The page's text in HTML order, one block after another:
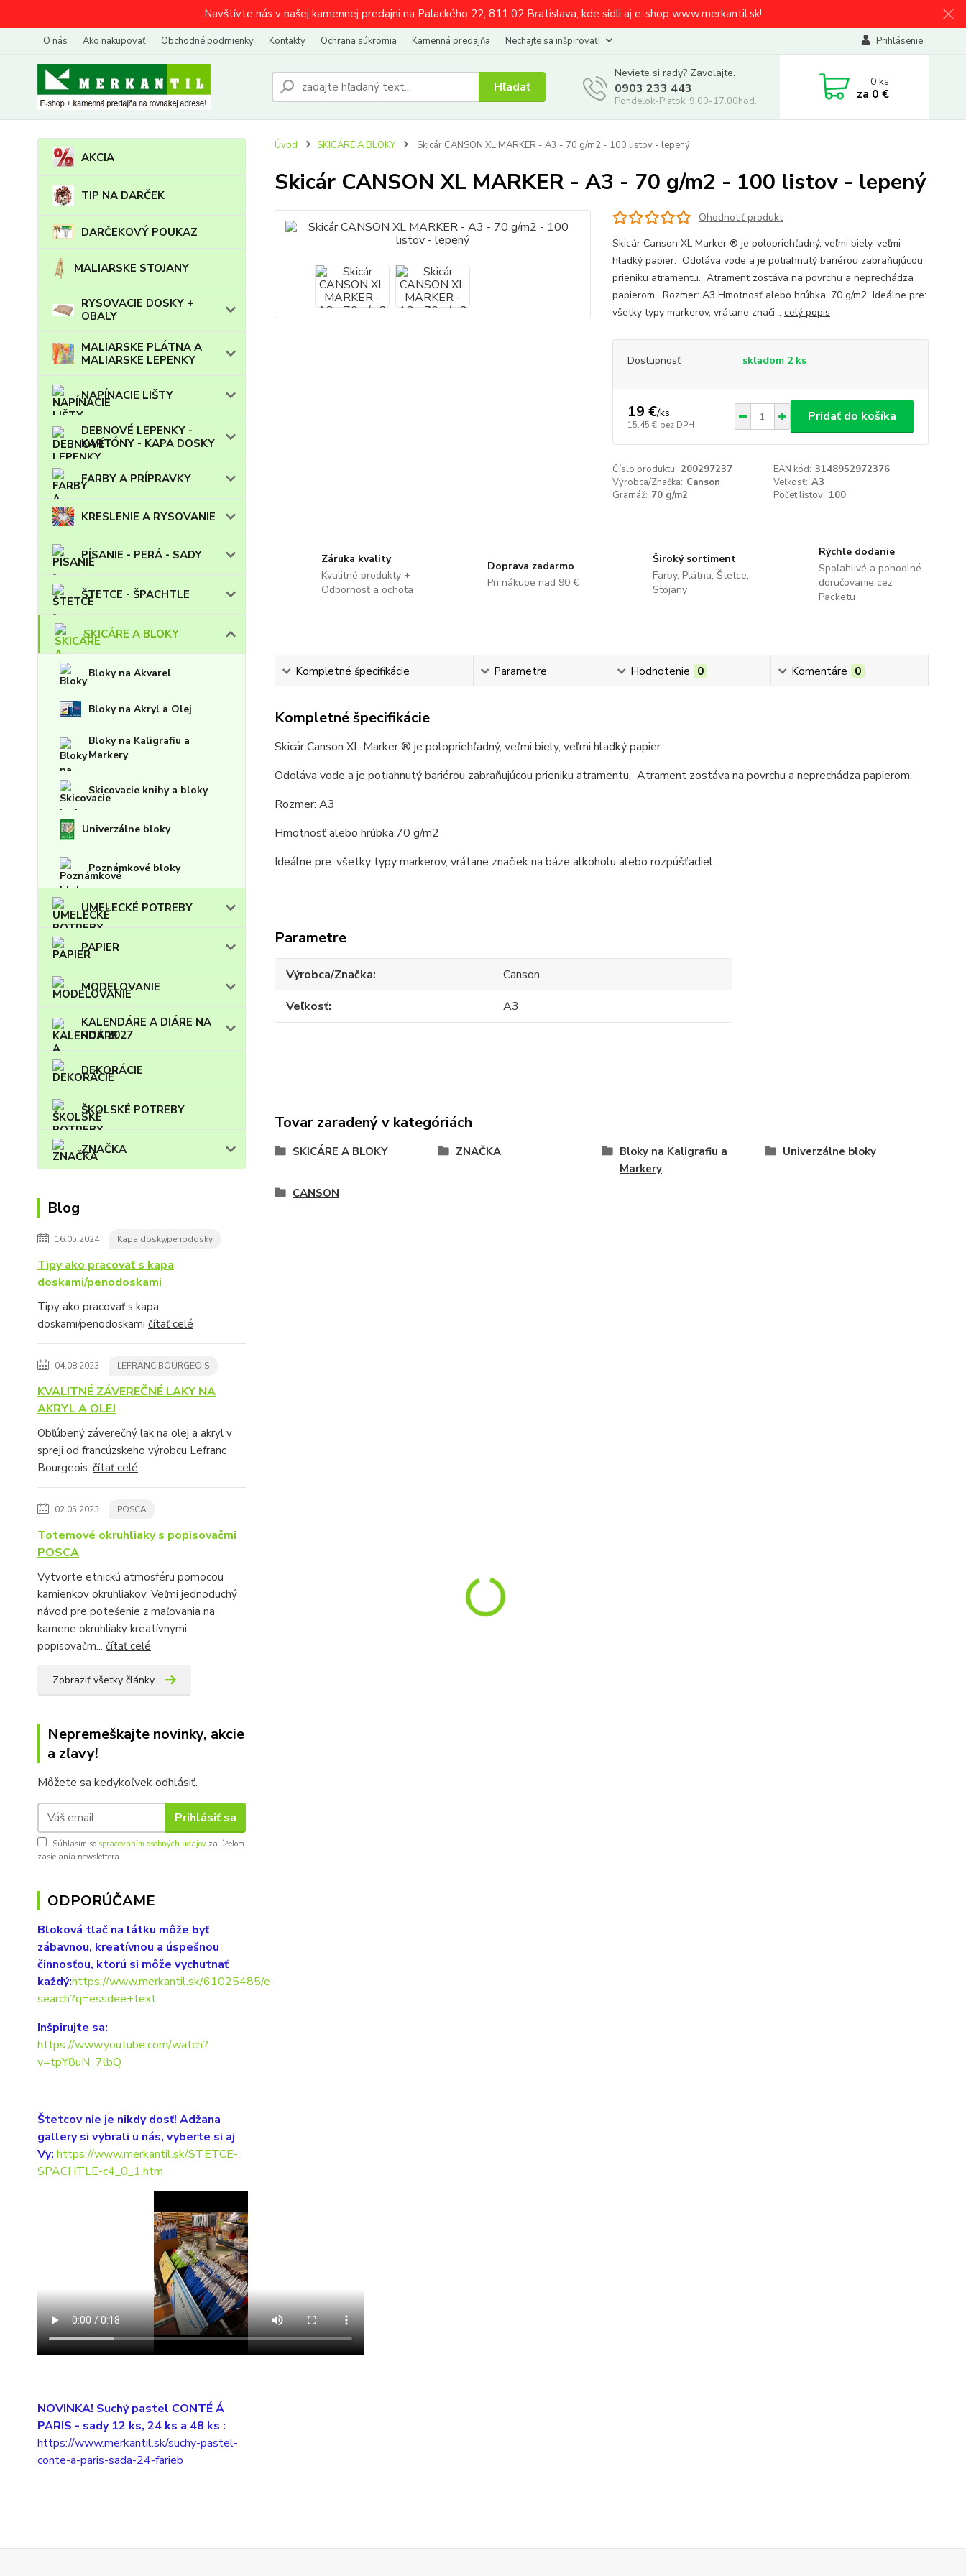
Navštívte nás v našej kamennej predajni na Palackého 22, 811 02 Bratislava, kde sídli aj e-shop www.merkantil.sk!
O nás Ako nakupovať Obchodné podmienky Kontakty Ochrana súkromia Kamenná predajňa Nechajte sa inšpirovať! Prihlásenie
Hľadať
Neviete si rady? Zavolajte.
0903 233 443
Pondelok-Piatok: 9.00-17.00hod.
0ks
za 0 €
AKCIA
TIP NA DARČEK
DARČEKOVÝ POUKAZ
MALIARSKE STOJANY
RYSOVACIE DOSKY +
OBALY
MALIARSKE PLÁTNA A
MALIARSKE LEPENKY
NAPÍNACIE LIŠTY
DEBNOVÉ LEPENKY -
KARTÓNY - KAPA DOSKY
FARBY A PRÍPRAVKY
KRESLENIE A RYSOVANIE
PÍSANIE - PERÁ - SADY
ŠTETCE - ŠPACHTLE
SKICÁRE A BLOKY
Bloky na Akvarel
Bloky na Akryl a Olej
Bloky na Kaligrafiu a
Markery
Skicovacie knihy a bloky
Univerzálne bloky
Poznámkové bloky
UMELECKÉ POTREBY
PAPIER
MODELOVANIE
KALENDÁRE A DIÁRE NA
ROK 2027
DEKORÁCIE
ŠKOLSKÉ POTREBY
ZNAČKA
Blog
16.05.2024 Kapa dosky/penodosky
Tipy ako pracovať s kapa
doskami/penodoskami
Tipy ako pracovať s kapa
doskami/penodoskami čítať celé
04.08.2023 LEFRANC BOURGEOIS
KVALITNÉ ZÁVEREČNÉ LAKY NA
AKRYL A OLEJ
Obľúbený záverečný lak na olej a akryl v
spreji od francúzskeho výrobcu Lefranc
Bourgeois. čítať celé
02.05.2023 POSCA
Totemové okruhliaky s popisovačmi
POSCA
Vytvorte etnickú atmosféru pomocou
kamienkov okruhliakov. Veľmi jednoduchý
návod pre potešenie z maľovania na
kamene okruhliaky kreatívnymi
popisovačm... čítať celé
Zobraziť všetky články
Nepremeškajte novinky, akcie
a zľavy!
Môžete sa kedykoľvek odhlásiť.
Prihlásiť sa
Súhlasím so spracovaním osobných údajov za účelom
zasielania newslettera.
ODPORÚČAME
Bloková tlač na látku môže byť
zábavnou, kreatívnou a úspešnou
činnosťou, ktorú si môže vychutnať
každý:https://www.merkantil.sk/61025485/e-
search?q=essdee+text
Inšpirujte sa:
https://www.youtube.com/watch?
v=tpY8uN_7lbQ
Štetcov nie je nikdy dosť! Adžana
gallery si vybrali u nás, vyberte si aj
Vy: https://www.merkantil.sk/STETCE-
SPACHTLE-c4_0_1.htm
NOVINKA! Suchý pastel CONTÉ Á
PARIS - sady 12 ks, 24 ks a 48 ks :
https://www.merkantil.sk/suchy-pastel-
conte-a-paris-sada-24-farieb
Úvod SKICÁRE A BLOKY Skicár CANSON XL MARKER - A3 - 70 g/m2 - 100 listov - lepený
Skicár CANSON XL MARKER - A3 - 70 g/m2 - 100 listov - lepený
Ohodnotiť produkt
Skicár Canson XL Marker ® je polopriehľadný, veľmi biely, veľmi
hladký papier. Odoláva vode a je potiahnutý bariérou zabraňujúcou
prieniku atramentu. Atrament zostáva na povrchu a neprechádza
papierom. Rozmer: A3 Hmotnosť alebo hrúbka: 70 g/m2 Ideálne pre:
všetky typy markerov, vrátane znači... celý popis
Dostupnosť skladom 2 ks
19 €/ks
15,45 € bez DPH
Pridať do košíka
Číslo produktu: 200297237 EAN kód: 3148952972376
Výrobca/Značka: Canson Veľkosť: A3
Gramáž: 70 g/m2 Počet listov: 100
Záruka kvality
Kvalitné produkty +
Odbornosť a ochota
Doprava zadarmo
Pri nákupe nad 90 €
Široký sortiment
Farby, Plátna, Štetce,
Stojany
Rýchle dodanie
Spoľahlivé a pohodlné
doručovanie cez
Packetu
Kompletné špecifikácie Parametre Hodnotenie 0 Komentáre 0
Kompletné špecifikácie
Skicár Canson XL Marker ® je polopriehľadný, veľmi biely, veľmi hladký papier.
Odoláva vode a je potiahnutý bariérou zabraňujúcou prieniku atramentu. Atrament zostáva na povrchu a neprechádza papierom.
Rozmer: A3
Hmotnosť alebo hrúbka:70 g/m2
Ideálne pre: všetky typy markerov, vrátane značiek na báze alkoholu alebo rozpúšťadiel.
Parametre
Výrobca/Značka
Canson
Veľkosť
A3
Tovar zaradený v kategóriách
SKICÁRE A BLOKY ZNAČKA
Bloky na Kaligrafiu a
Markery
Univerzálne bloky
CANSON